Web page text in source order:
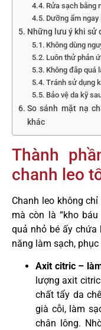
Rửa sạch bằng
Dưỡng ẩm
Những lưu ý khi sử
Không dùng
Luôn thử phản
Không đắp quá
Tránh sử dụng
Bảo vệ da kỹ
So sánh mặt nạ
khác
Thành
chanh leo
Chanh leo không
mà còn là “kho
quả nhỏ bé ấy
năng làm sạch,
Axit citric –
lượng axit
chất tẩy da
già cỗi, làm
chân lông.